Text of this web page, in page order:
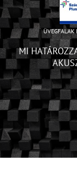
ÜVEGFALAK
MI